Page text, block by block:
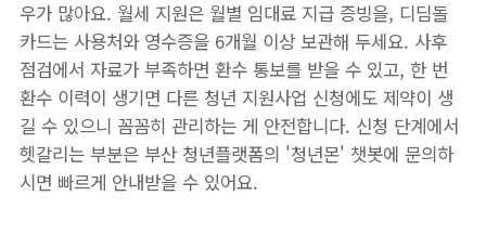
우가 많아요. 월세 지원은 월별 임대료 지급 증빙을, 디딤돌
카드는 사용처와 영수증을 6개월 이상 보관해 두세요. 사후
점검에서 자료가 부족하면 환수 통보를 받을 수 있고, 한 번
환수 이력이 생기면 다른 청년 지원사업 신청에도 제약이 생
길 수 있으니 꼼꼼히 관리하는 게 안전합니다. 신청 단계에서
헷갈리는 부분은 부산 청년플랫폼의 '청년몬' 챗봇에 문의하
시면 빠르게 안내받을 수 있어요.